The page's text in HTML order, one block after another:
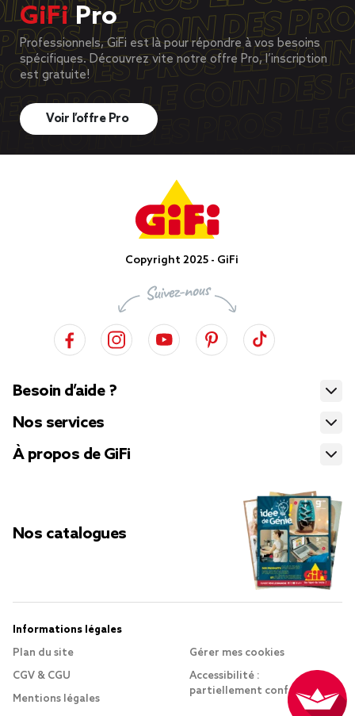
GiFiPro
Professionnels, GiFi est là pour répondre à vos besoins
spécifiques. Découvrez vite notre offre Pro, l’inscription
est gratuite!
Voir l’offre Pro
Copyright 2025 - GiFi
Besoin d’aide ?
Nos services
À propos de GiFi
Nos catalogues
Informations légales
Plan du site
CGV & CGU
Mentions légales
Gérer mes cookies
Accessibilité :
partiellement conforme